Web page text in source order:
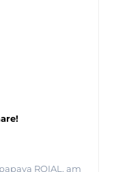
ROIAL, am